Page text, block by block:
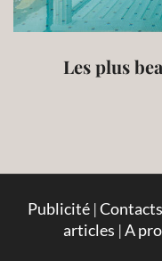
Les plus
Publicité|Contacts
articles |A